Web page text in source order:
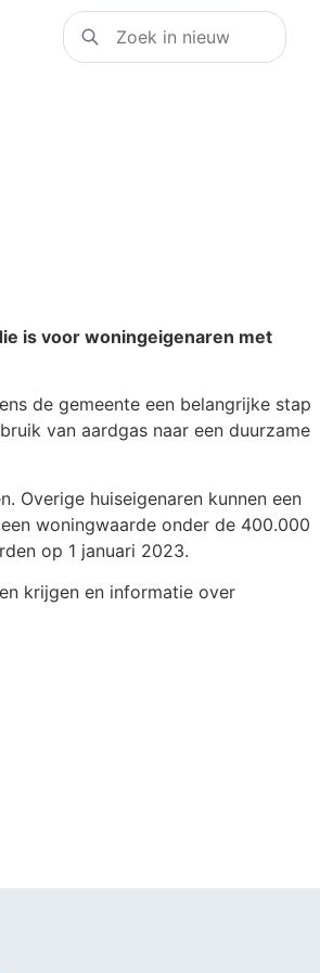
is voor woningeigenaren met
de gemeente een belangrijke stap
van aardgas naar een duurzame
Overige huiseigenaren kunnen een
woningwaarde onder de 400.000
op 1 januari 2023.
krijgen en informatie over